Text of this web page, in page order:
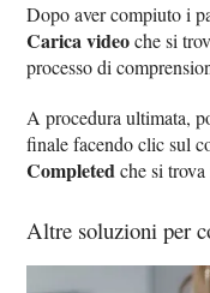
Dopo aver compiuto i
Carica videoche si
processo di
A procedura ultimata,
finale facendo clic sul
Completedche si
Altre soluzioni per